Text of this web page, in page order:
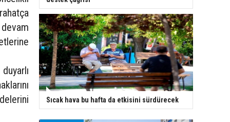
Sıcak hava bu hafta da etkisini sürdürecek